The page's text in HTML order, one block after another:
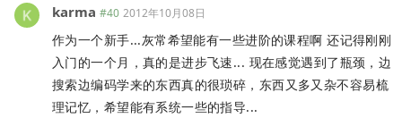
karma #40 2012年10月08日
作为一个新手...灰常希望能有一些进阶的课程啊 还记得刚刚
入门的一个月，真的是进步飞速... 现在感觉遇到了瓶颈，边
搜索边编码学来的东西真的很琐碎，东西又多又杂不容易梳
理记忆，希望能有系统一些的指导...